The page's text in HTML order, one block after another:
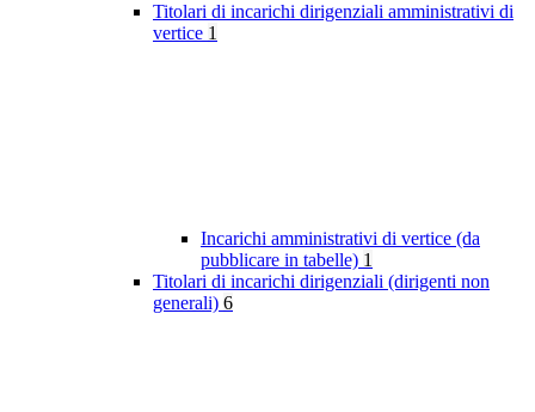
Titolari di incarichi dirigenziali amministrativi di
vertice 1
Incarichi amministrativi di vertice (da
pubblicare in tabelle) 1
Titolari di incarichi dirigenziali (dirigenti non
generali) 6